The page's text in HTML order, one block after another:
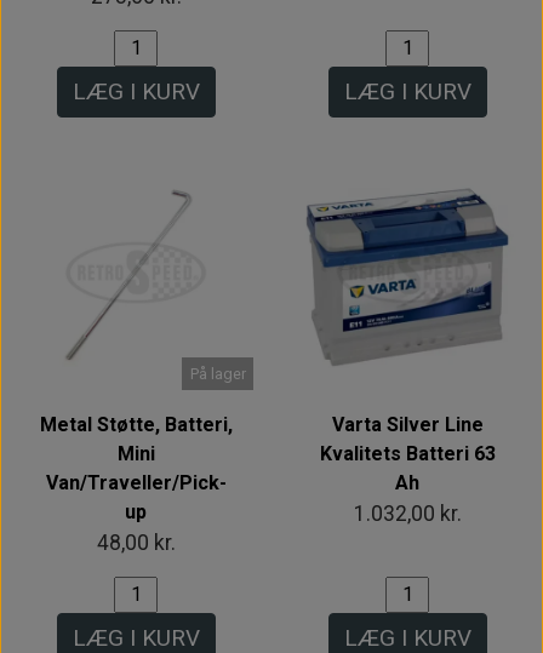
LÆG I KURV LÆG I KURV
På lager
Metal Støtte, Batteri,
Mini
Van/Traveller/Pick-
up
48,00 kr.
LÆG I KURV
Varta Silver Line
Kvalitets Batteri 63
Ah
1.032,00 kr.
LÆG I KURV